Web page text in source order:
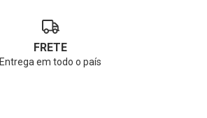
FRETE
Entrega em todo o país